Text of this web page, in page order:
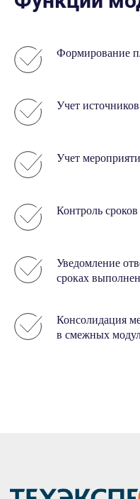
Формирование
Учет
Учет
Контроль
Уведомление
сроках
Консолидация
в смежных
ИСУПБ. Пожарная
ИСУПБ. Промышленная
8
Полный доступ
Отзывы
О нас
ИСУПБ. Охрана труда
О КОМПАНИИ